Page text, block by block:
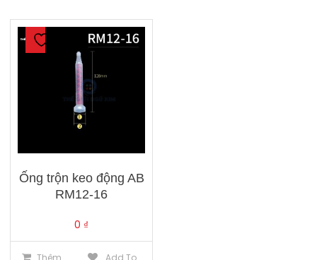
Ống trộn keo động AB
RM12-16
0 ₫